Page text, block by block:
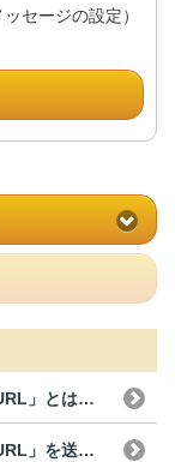
セージの設定）
ソーシャルギフトの、「ギフトの受け取りURL」とはなん...
ソーシャルギフトで、「ギフトの受け取りURL」を送った...